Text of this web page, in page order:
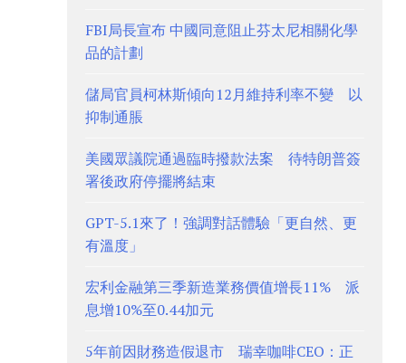
FBI局長宣布 中國同意阻止芬太尼相關化學
品的計劃
儲局官員柯林斯傾向12月維持利率不變 以
抑制通脹
美國眾議院通過臨時撥款法案 待特朗普簽
署後政府停擺將結束
GPT-5.1來了！強調對話體驗「更自然、更
有溫度」
宏利金融第三季新造業務價值增長11% 派
息增10%至0.44加元
5年前因財務造假退市 瑞幸咖啡CEO：正